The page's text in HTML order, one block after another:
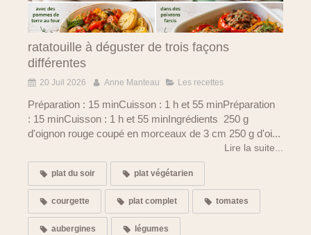
ratatouille à déguster de trois façons
différentes
20 Juil 2026 Anne Manteau Les recettes
Préparation : 15 minCuisson : 1 h et 55 minPréparation
: 15 minCuisson : 1 h et 55 minIngrédients 250 g
d'oignon rouge coupé en morceaux de 3 cm 250 g d'oi...
Lire la suite...
plat du soir plat végétarien
courgette plat complet tomates
aubergines légumes